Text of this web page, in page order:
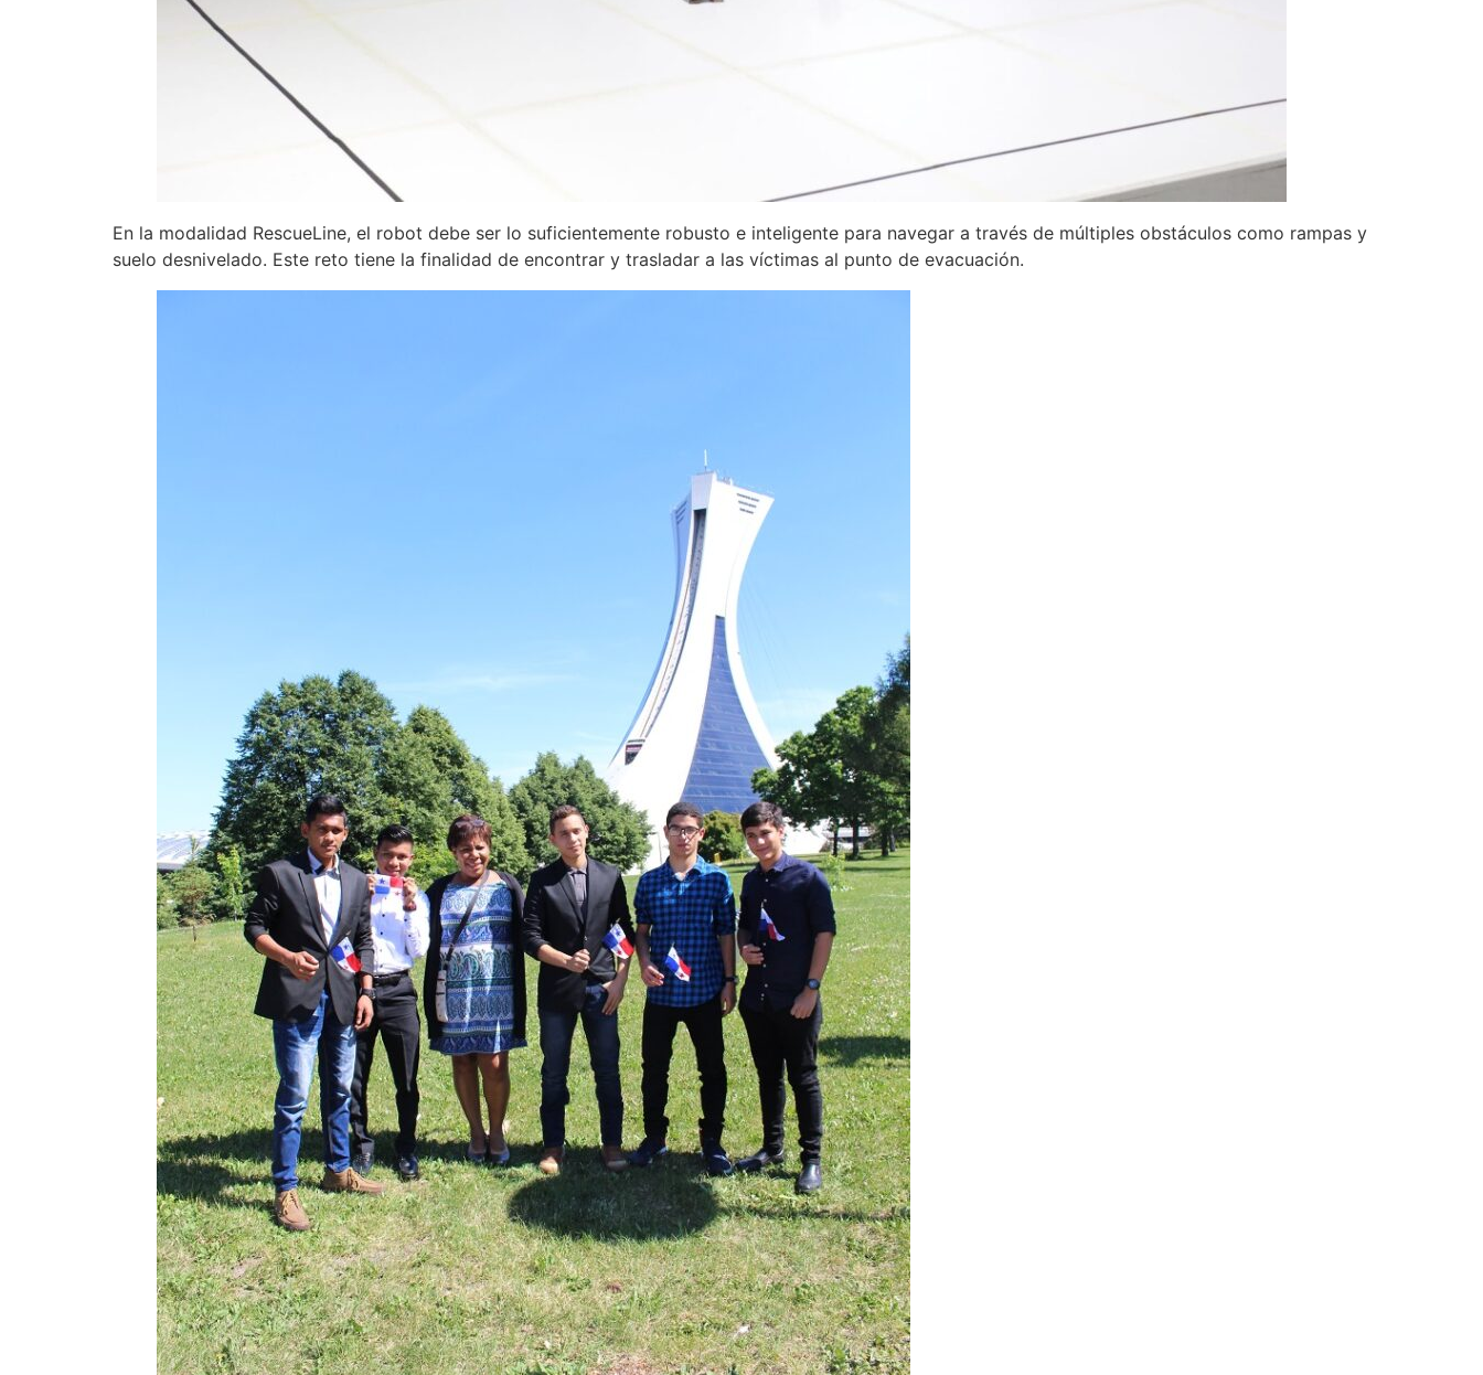
En la modalidad RescueLine, el robot debe ser lo suficientemente robusto e inteligente para navegar a través de múltiples obstáculos como rampas y
suelo desnivelado. Este reto tiene la finalidad de encontrar y trasladar a las víctimas al punto de evacuación.